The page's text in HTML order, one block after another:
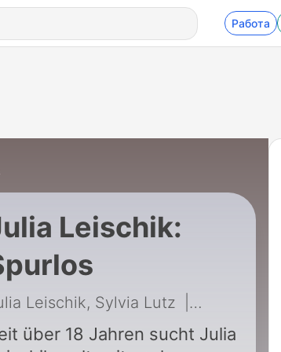
Работа
Leischik:
Leischik, Sylvia Lutz 97 - #96
über 18 Jahren sucht Julia